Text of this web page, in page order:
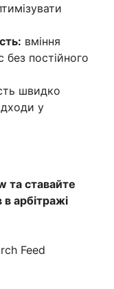
вміння
без постійного
швидко
у
та ставайте
арбітражі
Feed